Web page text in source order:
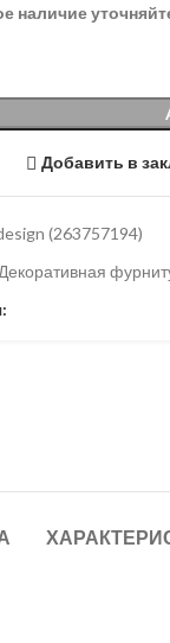
наличие
Добавить в
(263757194)
Декоративная